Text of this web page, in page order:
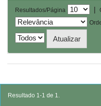
Resultados/Página |
Resultado 1-1 de 1.